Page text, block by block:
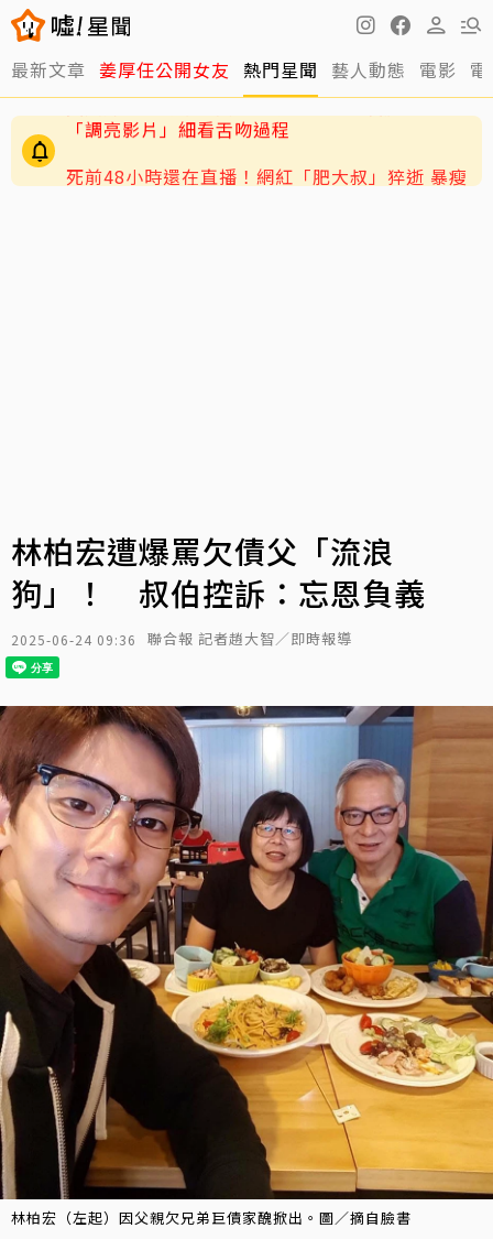
最新文章 姜厚任公開女友 熱門星聞 藝人動態 電影
死前48小時還在直播！網紅「肥大叔」猝逝 暴瘦
粉絲疑「早覺得不對」
林柏宏遭爆罵欠債父「流浪
狗」！ 叔伯控訴：忘恩負義
2025-06-24 09:36 聯合報 記者趙大智／即時報導
林柏宏（左起）因父親欠兄弟巨債家醜掀出。圖／摘自臉書